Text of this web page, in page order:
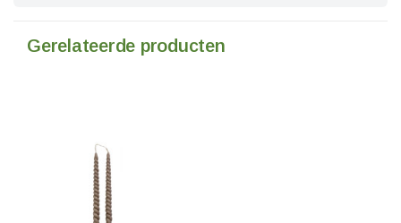
Gerelateerde producten